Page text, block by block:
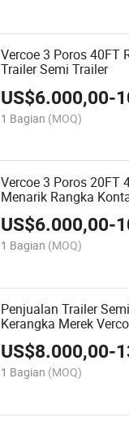
Vercoe 3 Poros 40FT
Trailer Semi Trailer
US$6.000,00-
1 Bagian (MOQ)
Vercoe 3 Poros 20FT
Menarik Rangka
US$6.000,00-
1 Bagian (MOQ)
Penjualan Trailer
Kerangka Merek
di Afrika
US$8.000,00-
1 Bagian (MOQ)